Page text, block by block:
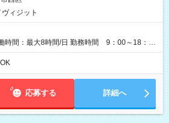
ィジット
時間：最大8時間/日 勤務時間 9：00～18：
1h) 土日祝含む週3日～OK、シフト制 ※もちろ
※リスト
応募する 詳細へ